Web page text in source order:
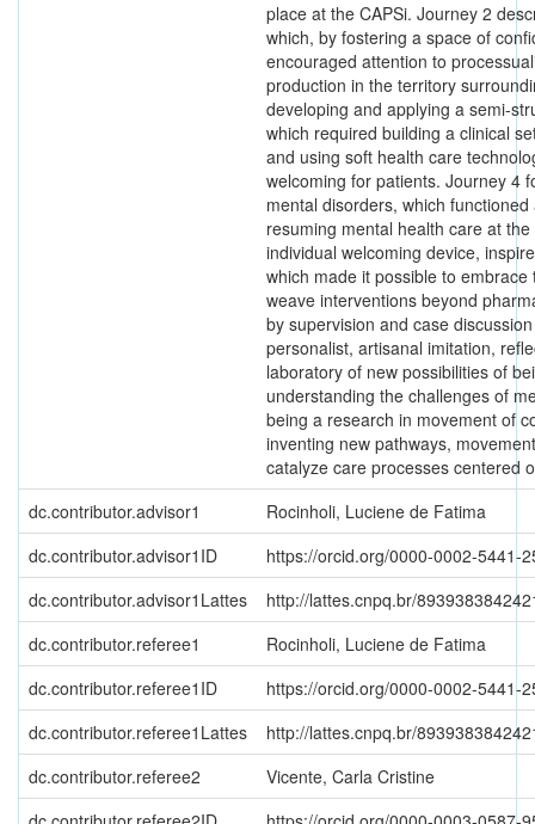
place at the CAPSi. Journey 2
which, by fostering a space of
encouraged attention to
production in the territory
developing and applying a semi-
which required building a clinical
and using soft health care
welcoming for patients. Journey 4
mental disorders, which
resuming mental health care at
individual welcoming device,
which made it possible to
weave interventions beyond
by supervision and case
personalist, artisanal imitation,
laboratory of new possibilities of
understanding the challenges of
being a research in movement of
inventing new pathways,
catalyze care processes centered
dc.contributor.advisor1
Rocinholi, Luciene de Fatima
dc.contributor.advisor1ID
https://orcid.org/0000-0002-5441-
dc.contributor.advisor1Lattes
http://lattes.cnpq.br/
dc.contributor.referee1
Rocinholi, Luciene de Fatima
dc.contributor.referee1ID
https://orcid.org/0000-0002-5441-
dc.contributor.referee1Lattes
http://lattes.cnpq.br/
dc.contributor.referee2
Vicente, Carla Cristine